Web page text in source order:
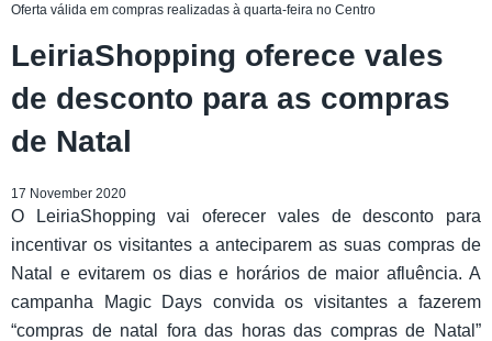
Oferta válida em compras realizadas à quarta-feira no Centro
LeiriaShopping oferece vales
de desconto para as compras
de Natal
17 November 2020
O LeiriaShopping vai oferecer vales de desconto para
incentivar os visitantes a anteciparem as suas compras de
Natal e evitarem os dias e horários de maior afluência. A
campanha Magic Days convida os visitantes a fazerem
“compras de natal fora das horas das compras de Natal”